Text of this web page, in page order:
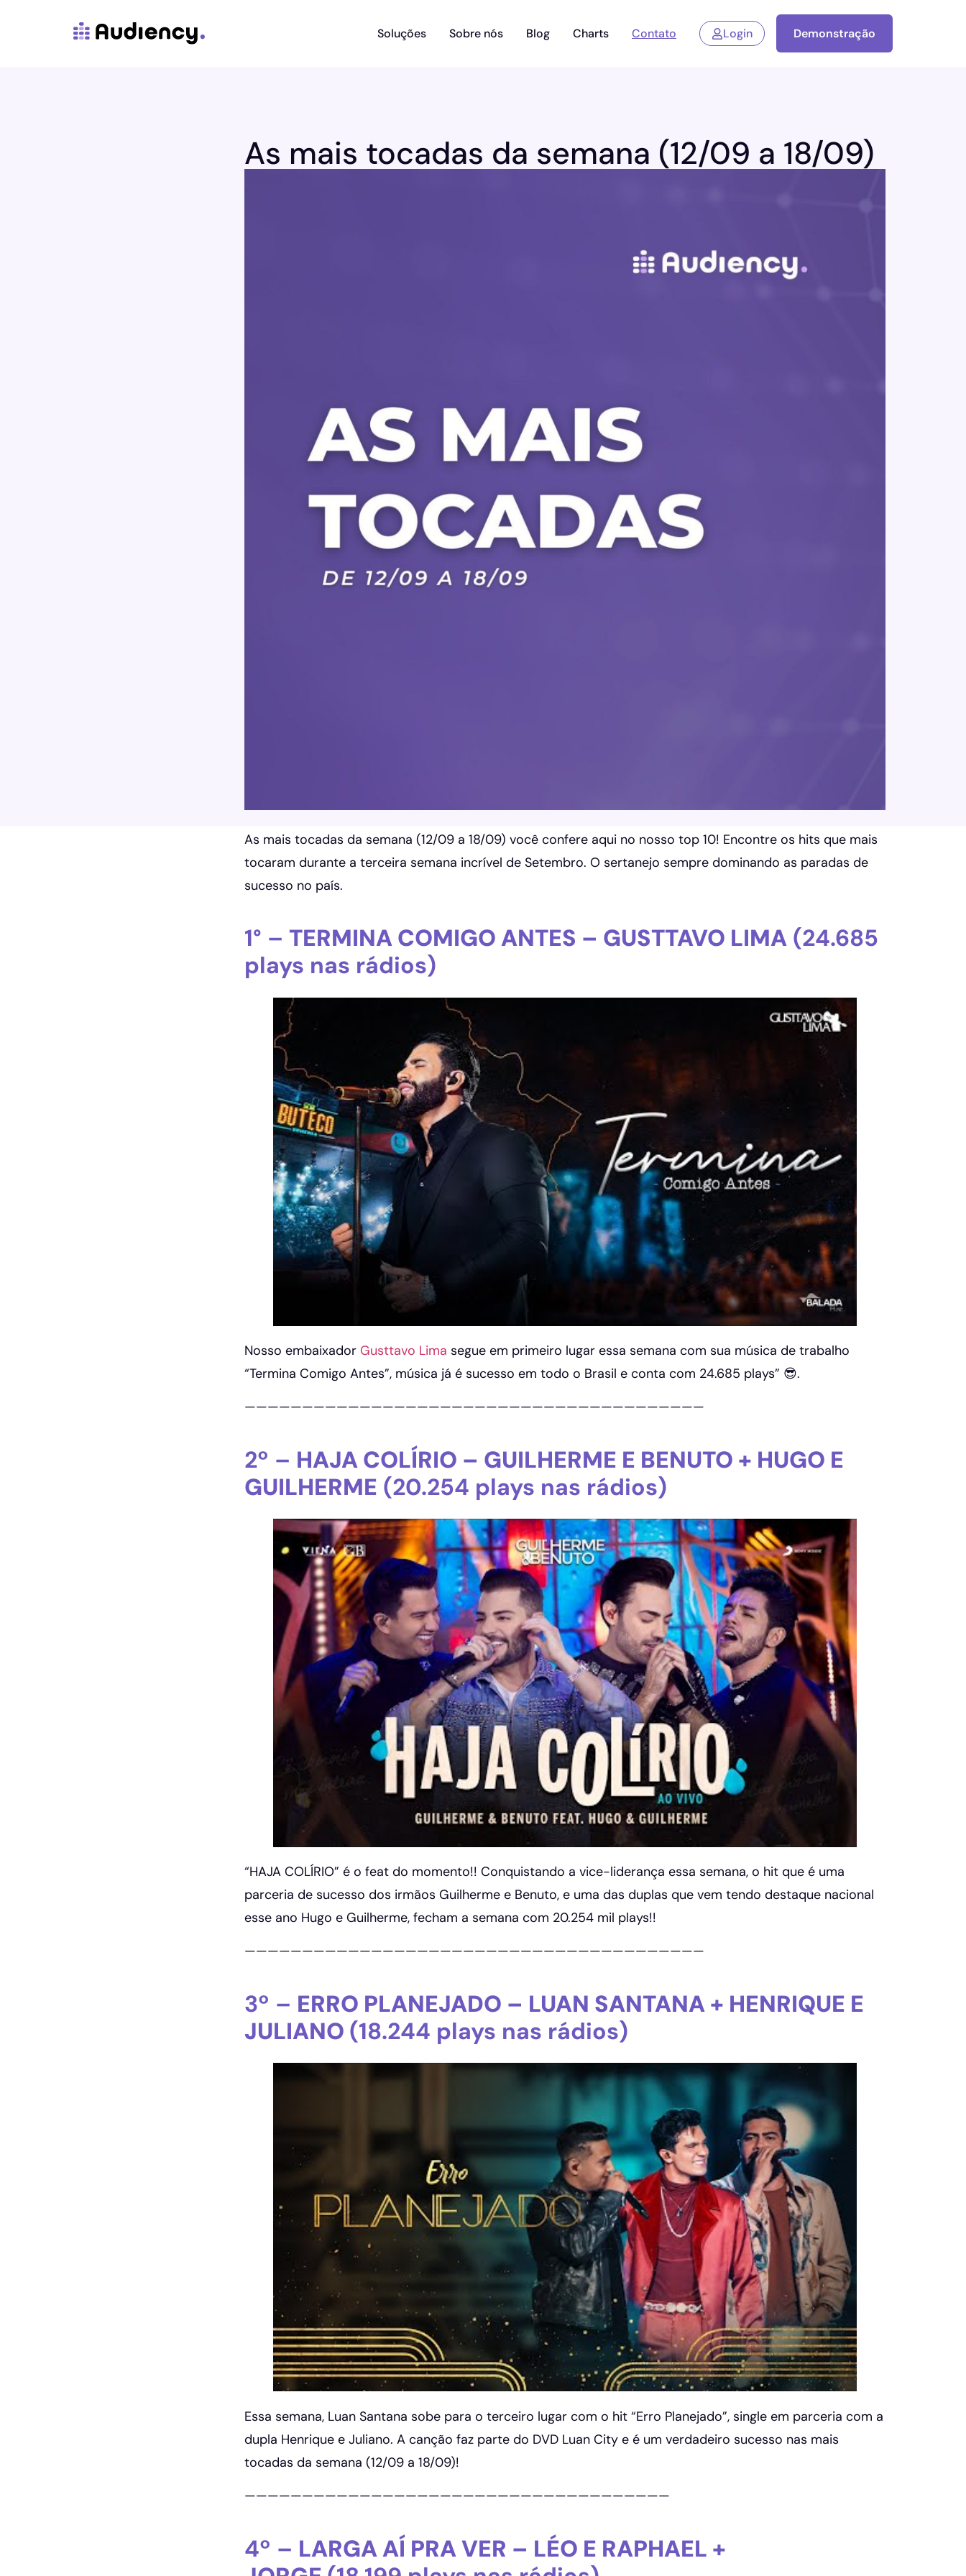
Soluções Sobre nós Blog Charts Contato Login Demonstração
As mais tocadas da semana (12/09 a 18/09)
As mais tocadas da semana (12/09 a 18/09) você confere aqui no nosso top 10! Encontre os hits que mais
tocaram durante a terceira semana incrível de Setembro. O sertanejo sempre dominando as paradas de
sucesso no país.
1° – TERMINA COMIGO ANTES – GUSTTAVO LIMA (24.685
plays nas rádios)
Nosso embaixador Gusttavo Lima segue em primeiro lugar essa semana com sua música de trabalho
“Termina Comigo Antes”, música já é sucesso em todo o Brasil e conta com 24.685 plays” 😎.
————————————————————————————————————————
2º – HAJA COLÍRIO – GUILHERME E BENUTO + HUGO E
GUILHERME (20.254 plays nas rádios)
“HAJA COLÍRIO” é o feat do momento!! Conquistando a vice-liderança essa semana, o hit que é uma
parceria de sucesso dos irmãos Guilherme e Benuto, e uma das duplas que vem tendo destaque nacional
esse ano Hugo e Guilherme, fecham a semana com 20.254 mil plays!!
————————————————————————————————————————
3º – ERRO PLANEJADO – LUAN SANTANA + HENRIQUE E
JULIANO (18.244 plays nas rádios)
Essa semana, Luan Santana sobe para o terceiro lugar com o hit “Erro Planejado”, single em parceria com a
dupla Henrique e Juliano. A canção faz parte do DVD Luan City e é um verdadeiro sucesso nas mais
tocadas da semana (12/09 a 18/09)!
—————————————————————————————————————
4º – LARGA AÍ PRA VER – LÉO E RAPHAEL +